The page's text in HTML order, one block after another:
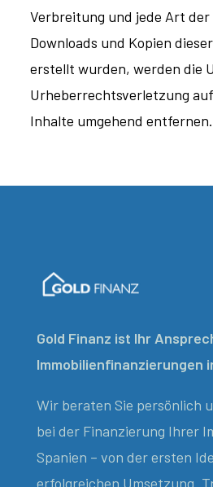
Verbreitung und jede Art
Downloads und Kopien
erstellt wurden, werden die
Urheberrechtsverletzung
Inhalte umgehend entfernen.
Gold Finanz ist Ihr
Immobilienfinanzierungen
Wir beraten Sie persönlich
bei der Finanzierung Ihrer
Spanien – von der ersten
erfolgreichen Umsetzung.